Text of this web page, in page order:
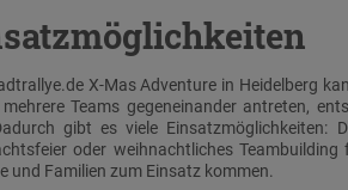
X-Mas Adventure in Heidelberg
mehrere Teams gegeneinander antreten,
gibt es viele Einsatzmöglichkeiten:
oder weihnachtliches
und Familien zum Einsatz kommen.